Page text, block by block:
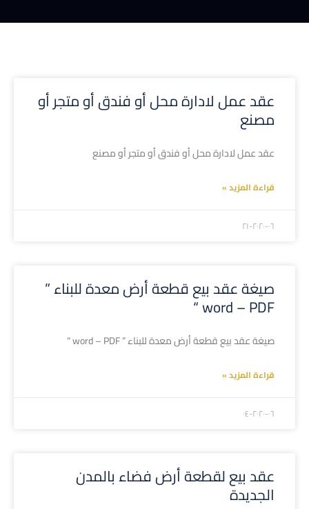
عقد عمل لادارة محل أو فندق أو متجر أو
مصنع
عقد عمل لادارة محل أو فندق أو متجر أو مصنع
قراءة المزيد »
۲۰۲۰-۰٦-۲۱
صيغة عقد بيع قطعة أرض معدة للبناء ”
word – PDF “
صيغة عقد بيع قطعة أرض معدة للبناء ” word – PDF “
قراءة المزيد »
۲۰۲۰-۰٦-۰٤
عقد بيع لقطعة أرض فضاء بالمدن
الجديدة